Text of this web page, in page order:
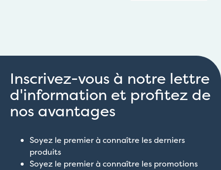
Inscrivez-vous à notre lettre
d'information et profitez de
nos avantages
Soyez le premier à connaître les derniers
produits
Soyez le premier à connaître les promotions